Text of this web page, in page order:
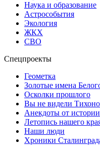
Наука и образование
Астрособытия
Экология
ЖКХ
СВО
Спецпроекты
Геометка
Золотые имена
Осколки прошлого
Вы не видели
Анекдоты от истории
Летопись нашего
Наши люди
Хроники